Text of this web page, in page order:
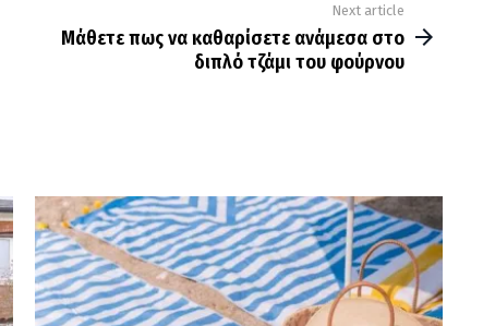
Next article
Μάθετε πως να καθαρίσετε ανάμεσα στο
διπλό τζάμι του φούρνου